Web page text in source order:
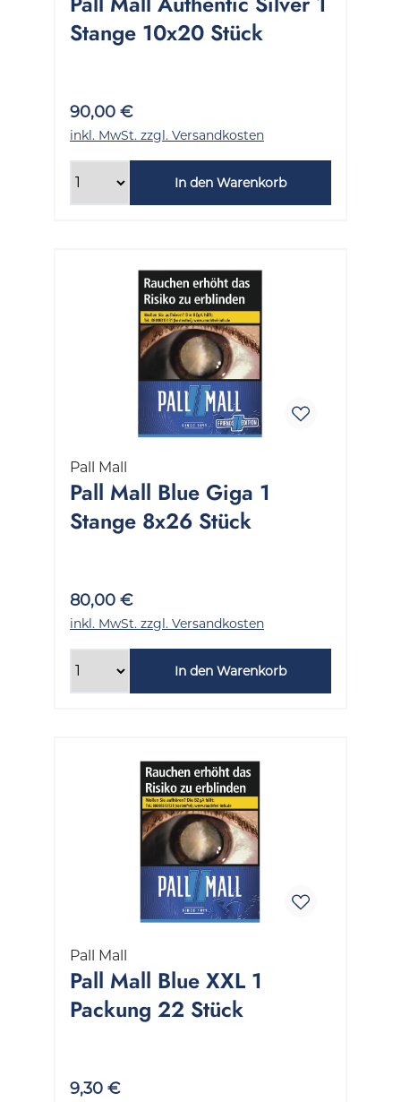
Stange 10x20 Stück
90,00 €
inkl. MwSt. zzgl. Versandkosten
In den Warenkorb
Pall Mall
Pall Mall Blue Giga 1
Stange 8x26 Stück
80,00 €
inkl. MwSt. zzgl. Versandkosten
In den Warenkorb
Pall Mall
Pall Mall Blue XXL 1
Packung 22 Stück
9,30 €